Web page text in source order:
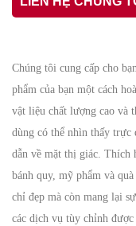
Chúng tôi cung cấp cho
phẩm của bạn một cách
vật liệu chất lượng cao và
dùng có thể nhìn thấy trực
dẫn về mặt thị giác. Thích
bánh quy, mỹ phẩm và
chỉ đẹp mà còn mang lại
các dịch vụ tùy chỉnh